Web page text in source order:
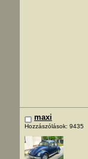
maxi
Hozzászólások: 9435